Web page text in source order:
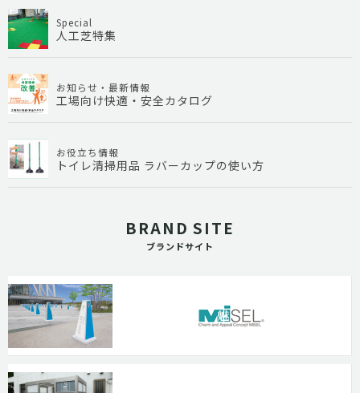
Special
人工芝特集
お知らせ・最新情報
工場向け快適・安全カタログ
お役立ち情報
トイレ清掃用品 ラバーカップの使い方
BRAND SITE
ブランドサイト